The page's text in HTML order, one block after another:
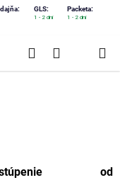
GLS: Packeta:
1 - 2 dni 1 - 2 dni
Hľadať
KOŠÍK
od